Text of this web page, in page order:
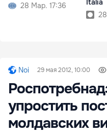
28 Мар. 17:36
Italia
Noi 29 мая 2012, 10:00
упростить
молдавских